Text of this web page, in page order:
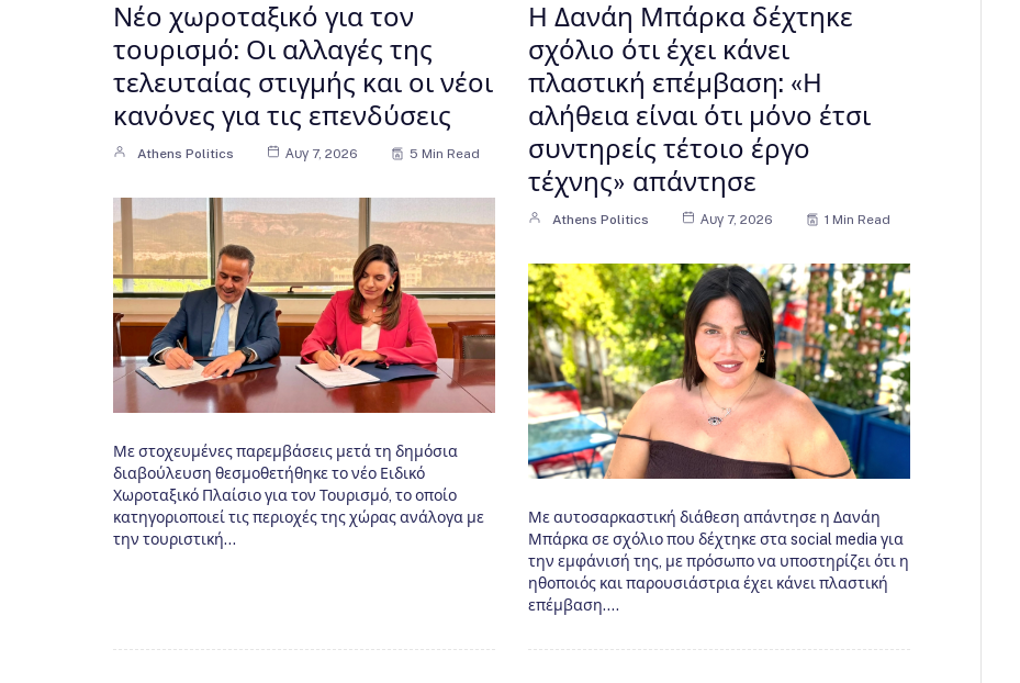
Νέο χωροταξικό για τον
τουρισμό: Οι αλλαγές της
τελευταίας στιγμής και οι νέοι
κανόνες για τις επενδύσεις
Athens Politics Αυγ 7, 2026 5 Min Read
Με στοχευμένες παρεμβάσεις μετά τη δημόσια
διαβούλευση θεσμοθετήθηκε το νέο Ειδικό
Χωροταξικό Πλαίσιο για τον Τουρισμό, το οποίο
κατηγοριοποιεί τις περιοχές της χώρας ανάλογα με
την τουριστική…
Η Δανάη Μπάρκα δέχτηκε
σχόλιο ότι έχει κάνει
πλαστική επέμβαση: «Η
αλήθεια είναι ότι μόνο έτσι
συντηρείς τέτοιο έργο
τέχνης» απάντησε
Athens Politics Αυγ 7, 2026 1 Min Read
Με αυτοσαρκαστική διάθεση απάντησε η Δανάη
Μπάρκα σε σχόλιο που δέχτηκε στα social media για
την εμφάνισή της, με πρόσωπο να υποστηρίζει ότι η
ηθοποιός και παρουσιάστρια έχει κάνει πλαστική
επέμβαση.…